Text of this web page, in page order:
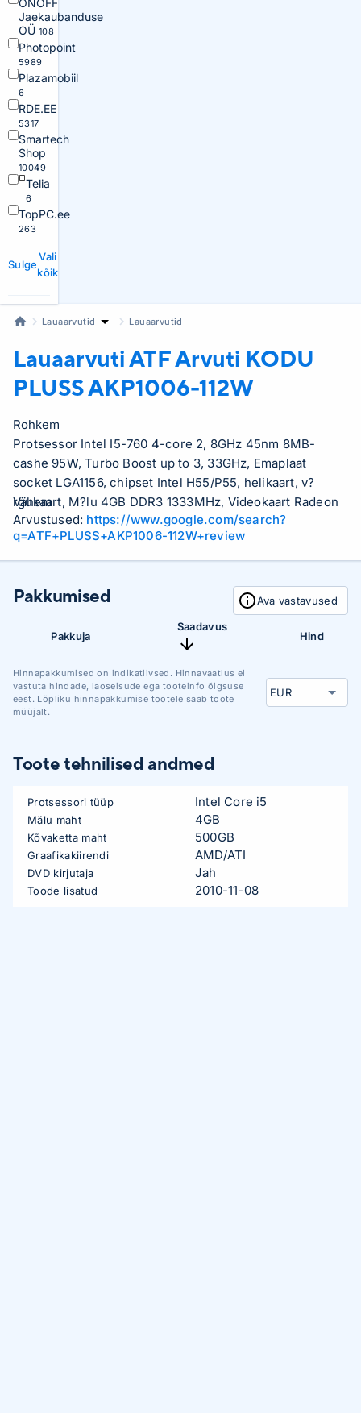
ONOFF
Jaekaubanduse
OÜ 108
Photopoint
5989
Plazamobiil
6
RDE.EE
5317
Smartech
Shop
10049
Telia
6
TopPC.ee
263
Sulge
Vali
kõik
Lauaarvutid Lauaarvutid
Lauaarvuti ATFArvuti KODU
PLUSS AKP1006-112W
Rohkem
Protsessor Intel I5-760 4-core 2, 8GHz 45nm 8MB-
cashe 95W, Turbo Boost up to 3, 33GHz, Emaplaat
socket LGA1156, chipset Intel H55/P55, helikaart, v?
rgukaart, M?lu 4GB DDR3 1333MHz, Videokaart Radeon
HD5450 512MB vs GeForce GT210 1GB, K?vaketas
500GB 7200rpm SATA, DVD-kirjutaja, Arvutikorpus ATX,
Operatsioonis?steem Windows 7 Home Premium,
programm, teabe anal??simise programm, esitluste
koostamise programm jne..), Antiviirus Eset NOD32 1
aasta litsents
Vähem
Arvustused: https://www.google.com/search?
q=ATF+PLUSS+AKP1006-112W+review
Pakkumised Ava vastavused
Pakkuja
Saadavus
Hind
Hinnapakkumised on indikatiivsed. Hinnavaatlus ei
vastuta hindade, laoseisude ega tooteinfo õigsuse
eest. Lõpliku hinnapakkumise tootele saab toote
müüjalt.
Toote tehnilised andmed
Protsessori tüüp Intel Core i5
Mälu maht 4GB
Kõvaketta maht 500GB
Graafikakiirendi AMD/ATI
DVD kirjutaja Jah
Toode lisatud 2010-11-08